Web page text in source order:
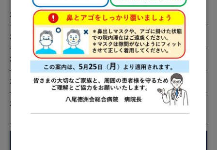
2026.06.26 オープンホスピタル開催のお知らせ
2026.07.09 面会時間変更について
2026.06.04 シルバーウィーク健康診断のお知らせ
2026.05.21 5月25日(月)からのマスク着用について
2026.04.07
SMS（ショートメッセージ）によるご連絡の開
始について